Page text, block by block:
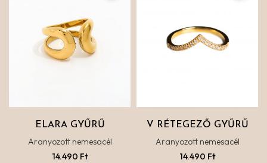
ELARA GYŰRŰ
Aranyozott nemesacél
14.490 Ft
V RÉTEGEZŐ GYŰRŰ
Aranyozott nemesacél
14.490 Ft